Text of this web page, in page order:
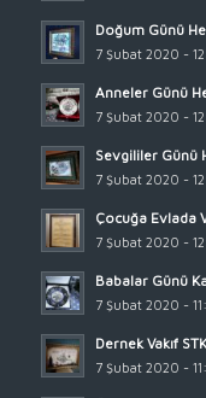
Doğum Günü
7 Şubat 2020 -
Anneler Günü
7 Şubat 2020 -
Sevgililer Günü
7 Şubat 2020 -
Çocuğa Evlada
7 Şubat 2020 -
Babalar Günü
7 Şubat 2020 -
Dernek Vakıf
7 Şubat 2020 -